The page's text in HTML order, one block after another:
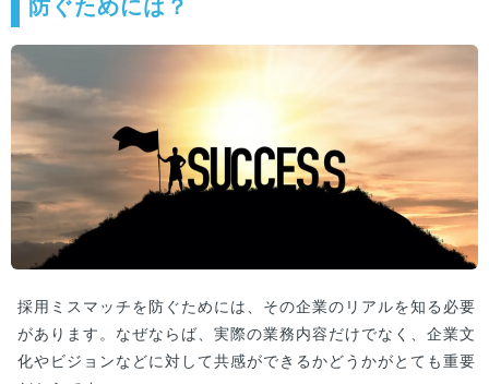
防ぐためには？
採用ミスマッチを防ぐためには、その企業のリアルを知る必要
があります。なぜならば、実際の業務内容だけでなく、企業文
化やビジョンなどに対して共感ができるかどうかがとても重要